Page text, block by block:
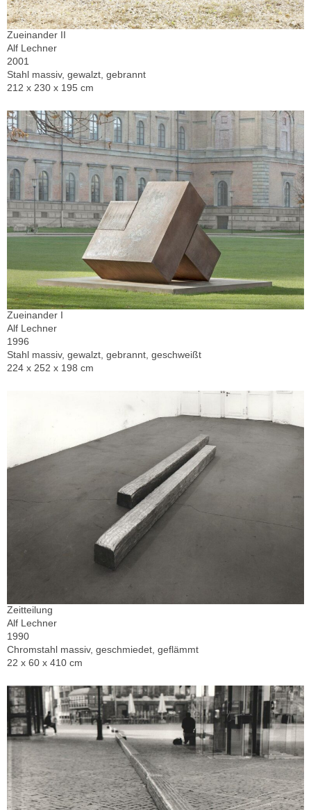
Zueinander II
Alf Lechner
2001
Stahl massiv, gewalzt, gebrannt
212 x 230 x 195 cm
Zueinander I
Alf Lechner
1996
Stahl massiv, gewalzt, gebrannt, geschweißt
224 x 252 x 198 cm
Zeitteilung
Alf Lechner
1990
Chromstahl massiv, geschmiedet, geflämmt
22 x 60 x 410 cm